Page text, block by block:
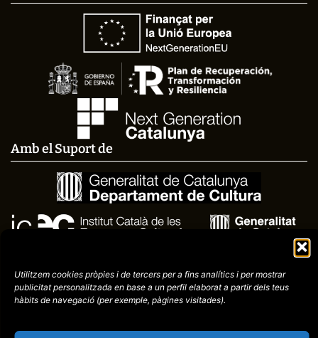
Utilitzem cookies pròpies i de tercers per a fins analítics i per mostrar
publicitatpersonalitzada en base a un perfil elaborat a partir dels teus
hàbits de navegació (perexemple, pàgines visitades).
Amb el Suport de